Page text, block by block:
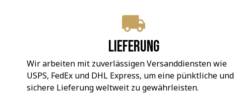
Lieferung
Wir arbeiten mit zuverlässigen Versanddiensten wie
USPS, FedEx und DHL Express, um eine pünktliche und
sichere Lieferung weltweit zu gewährleisten.